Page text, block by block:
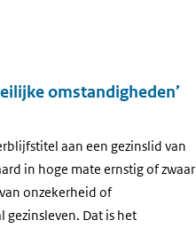
omstandigheden’
aan een gezinslid van
in hoge mate ernstig of zwaar
onzekerheid of
Dat is het